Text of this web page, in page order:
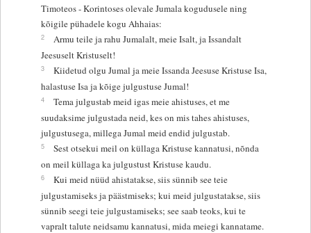
Timoteos - Korintoses olevale Jumala kogudusele ning
kõigile pühadele kogu Ahhaias:
2
Armu teile ja rahu Jumalalt, meie Isalt, ja Issandalt
Jeesuselt Kristuselt!
3
Kiidetud olgu Jumal ja meie Issanda Jeesuse Kristuse Isa,
halastuse Isa ja kõige julgustuse Jumal!
4
Tema julgustab meid igas meie ahistuses, et me
suudaksime julgustada neid, kes on mis tahes ahistuses,
julgustusega, millega Jumal meid endid julgustab.
5
Sest otsekui meil on küllaga Kristuse kannatusi, nõnda
on meil küllaga ka julgustust Kristuse kaudu.
6
Kui meid nüüd ahistatakse, siis sünnib see teie
julgustamiseks ja päästmiseks; kui meid julgustatakse, siis
sünnib seegi teie julgustamiseks; see saab teoks, kui te
vapralt talute neidsamu kannatusi, mida meiegi kannatame.